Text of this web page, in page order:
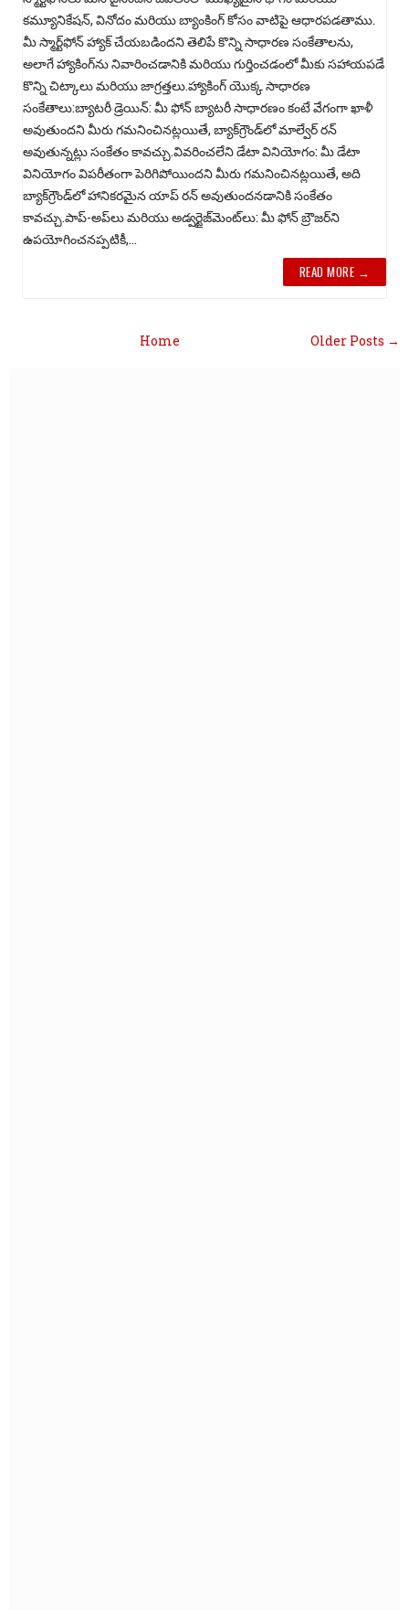
కమ్యూనికేషన్, వినోదం మరియు బ్యాంకింగ్ కోసం వాటిపై ఆధారపడతాము.
మీ స్మార్ట్‌ఫోన్ హ్యాక్ చేయబడిందని తెలిపే కొన్ని సాధారణ సంకేతాలను,
అలాగే హ్యాకింగ్‌ను నివారించడానికి మరియు గుర్తించడంలో మీకు సహాయపడే
కొన్ని చిట్కాలు మరియు జాగ్రత్తలు.హ్యాకింగ్ యొక్క సాధారణ
సంకేతాలు:బ్యాటరీ డ్రెయిన్: మీ ఫోన్ బ్యాటరీ సాధారణం కంటే వేగంగా ఖాళీ
అవుతుందని మీరు గమనించినట్లయితే, బ్యాక్‌గ్రౌండ్‌లో మాల్వేర్ రన్
అవుతున్నట్లు సంకేతం కావచ్చు.వివరించలేని డేటా వినియోగం: మీ డేటా
వినియోగం విపరీతంగా పెరిగిపోయిందని మీరు గమనించినట్లయితే, అది
బ్యాక్‌గ్రౌండ్‌లో హానికరమైన యాప్ రన్ అవుతుందనడానికి సంకేతం
కావచ్చు.పాప్-అప్‌లు మరియు అడ్వర్టైజ్‌మెంట్‌లు: మీ ఫోన్ బ్రౌజర్‌ని
ఉపయోగించనప్పటికీ,...
READ MORE →
Older Posts →
Home